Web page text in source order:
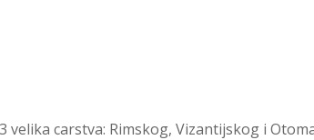
carstva: Rimskog, Vizantijskog i